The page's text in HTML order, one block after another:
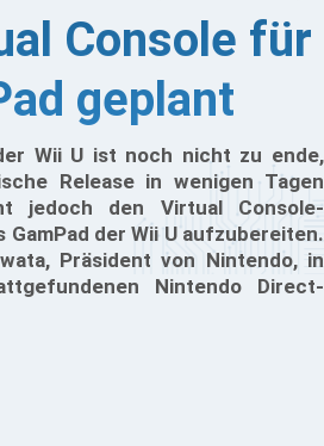
Console für
geplant
Wii U ist noch nicht zu ende,
Release in wenigen Tagen
jedoch den Virtual Console-
der Wii U aufzubereiten.
Präsident von Nintendo, in
Nintendo Direct-